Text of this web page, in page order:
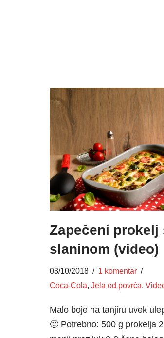
Zapečeni prokelj
slaninom (video)
03/10/2018
1 komentar
Coca-Cola, Jela od povrća,
Malo boje na tanjiru uvek
🙂 Potrebno: 500 g prokelja